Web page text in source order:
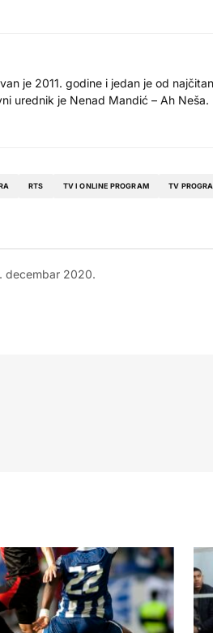
je 2011. godine i jedan je od
urednik je Nenad Mandić – Ah Neša.
RTS TV I ONLINE PROGRAM TV
decembar 2020.